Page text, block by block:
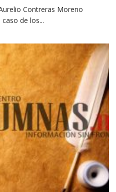
Contreras Moreno
de los...